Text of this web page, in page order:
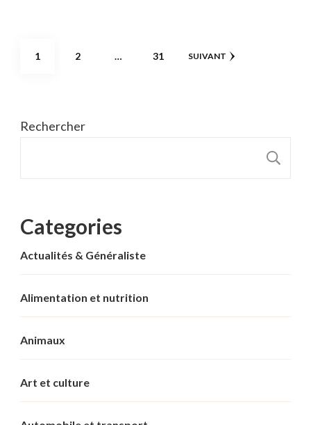
Pagination
PAGE
1 PAGE
2 … PAGE
31 SUIVANT
Rechercher
Categories
Actualités & Généraliste
Alimentation et nutrition
Animaux
Art et culture